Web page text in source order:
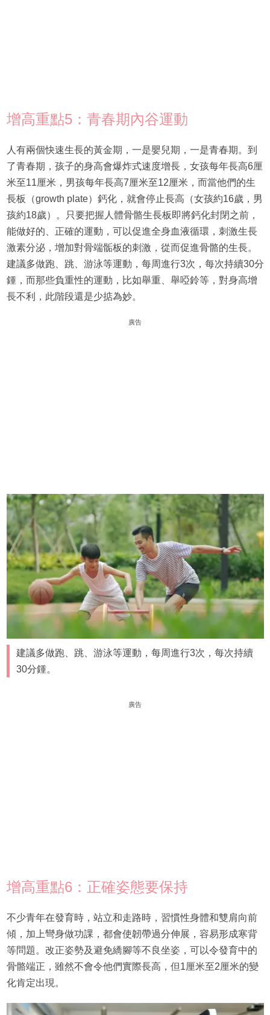
增高重點5：青春期內谷運動
人有兩個快速生長的黃金期，一是嬰兒期，一是青春期。到
了青春期，孩子的身高會爆炸式速度增長，女孩每年長高6厘
米至11厘米，男孩每年長高7厘米至12厘米，而當他們的生
長板（growth plate）鈣化，就會停止長高（女孩約16歲，男
孩約18歲）。只要把握人體骨骼生長板即將鈣化封閉之前，
能做好的、正確的運動，可以促進全身血液循環，刺激生長
激素分泌，增加對骨端骺板的刺激，從而促進骨骼的生長。
建議多做跑、跳、游泳等運動，每周進行3次，每次持續30分
鍾，而那些負重性的運動，比如舉重、舉啞鈴等，對身高增
長不利，此階段還是少掂為妙。
廣告
建議多做跑、跳、游泳等運動，每周進行3次，每次持續
30分鍾。
廣告
增高重點6：正確姿態要保持
不少青年在發育時，站立和走路時，習慣性身體和雙肩向前
傾，加上彎身做功課，都會使韌帶過分伸展，容易形成寒背
等問題。改正姿勢及避免繑腳等不良坐姿，可以令發育中的
骨骼端正，雖然不會令他們實際長高，但1厘米至2厘米的變
化肯定出現。